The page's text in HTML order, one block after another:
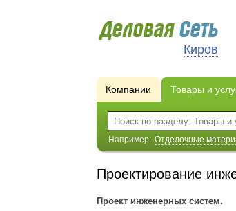
Киров
Компании Товары и
Например: Отделочные
Проектирование
Проект инженерных систем.